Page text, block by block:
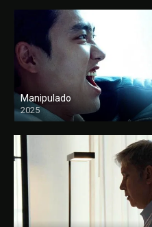
Manipulado
2025